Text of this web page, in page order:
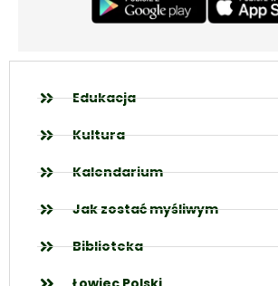
Edukacja
Kultura
Kalendarium
Jak zostać myśliwym
Biblioteka